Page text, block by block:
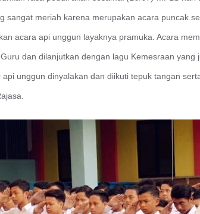
sangat meriah karena merupakan acara puncak
acara api unggun layaknya pramuka. Acara
dan dilanjutkan dengan lagu Kemesraan yang
unggun dinyalakan dan diikuti tepuk tangan